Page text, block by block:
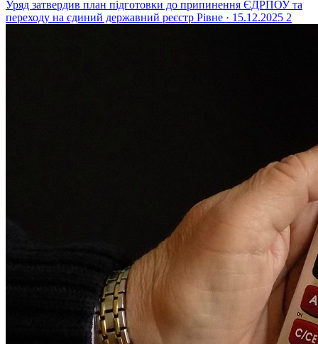
Уряд затвердив план підготовки до припинення ЄДРПОУ та
переходу на єдиний державний реєстр Рівне · 15.12.2025 2